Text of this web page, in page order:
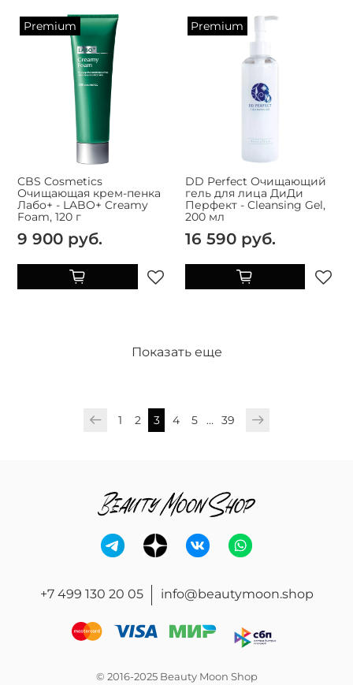
Premium
CBS Cosmetics
Очищающая крем-пенка
Лабо+ - LABO+ Creamy
Foam, 120 г
9 900 руб.
Premium
DD Perfect Очищающий
гель для лица ДиДи
Перфект - Cleansing Gel,
200 мл
16 590 руб.
Показать еще
1 2 3 4 5 … 39
+7 499 130 20 05 info@beautymoon.shop
© 2016-2025 Beauty Moon Shop